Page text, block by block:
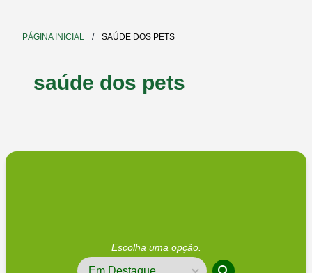
PÁGINA INICIAL / SAÚDE DOS PETS
saúde dos pets
Escolha uma opção.